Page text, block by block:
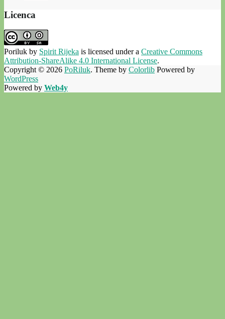
Licenca
Poriluk by Spirit Rijeka is licensed under a Creative Commons
Attribution-ShareAlike 4.0 International License.
Copyright © 2026 PoRiluk. Theme by Colorlib Powered by
WordPress
Powered by Web4y